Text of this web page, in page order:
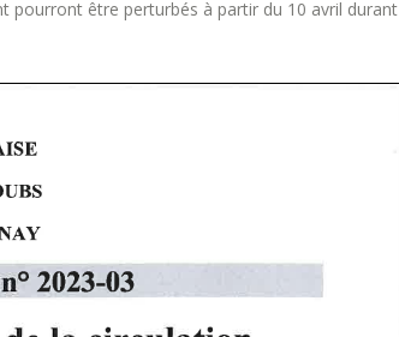
pourront être perturbés à partir du 10 avril durant